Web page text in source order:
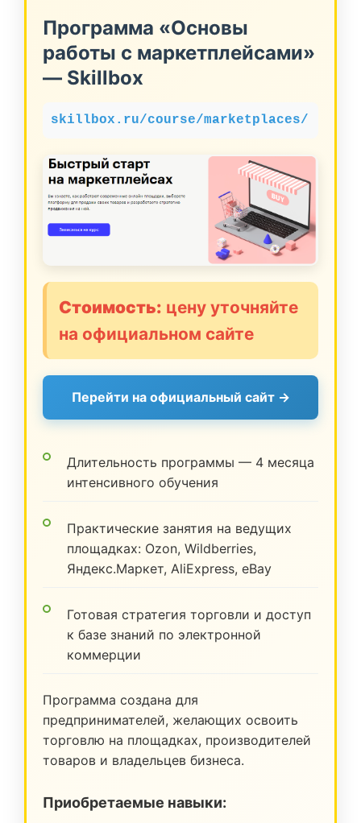
Программа «Основы
работы с маркетплейсами»
— Skillbox
skillbox.ru/course/marketplaces/
Стоимость: цену уточняйте
на официальном сайте
Перейти на официальный сайт →
Длительность программы — 4 месяца
интенсивного обучения
Практические занятия на ведущих
площадках: Ozon, Wildberries,
Яндекс.Маркет, AliExpress, eBay
Готовая стратегия торговли и доступ
к базе знаний по электронной
коммерции
Программа создана для
предпринимателей, желающих освоить
торговлю на площадках, производителей
товаров и владельцев бизнеса.
Приобретаемые навыки: